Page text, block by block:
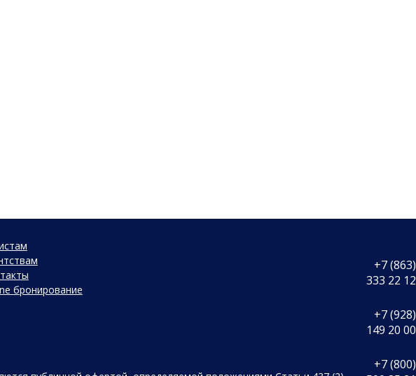
бронирование
+7 (863)
333 22 12
+7 (928)
149 20 00
+7 (800)